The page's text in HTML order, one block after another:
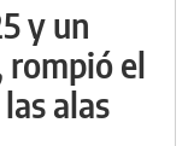
y un
rompió el
alas